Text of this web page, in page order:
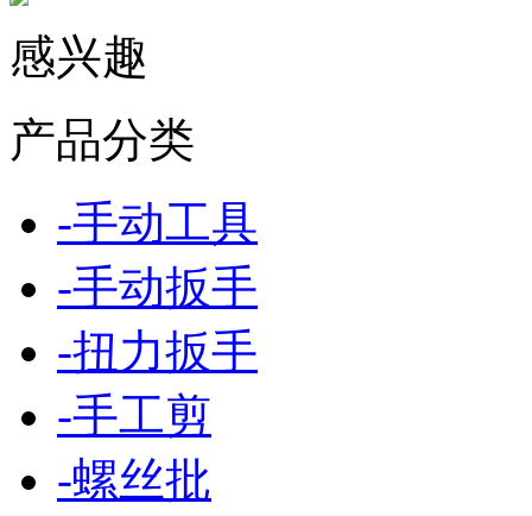
感兴趣
产品分类
-手动工具
-手动扳手
-扭力扳手
-手工剪
-螺丝批